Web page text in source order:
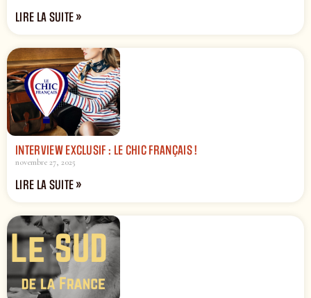
LIRE LA SUITE »
INTERVIEW EXCLUSIF : LE CHIC FRANÇAIS !
novembre 27, 2025
LIRE LA SUITE »